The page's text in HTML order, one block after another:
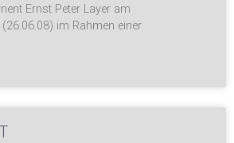
Ernst Peter Layer am
im Rahmen einer